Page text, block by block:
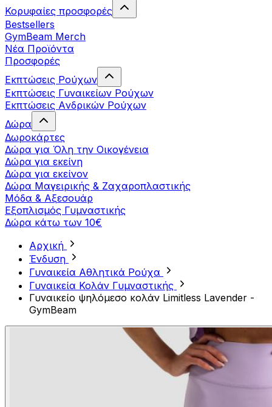
Κορυφαίες προσφορές
Bestsellers
GymBeam Merch
Νέα Προϊόντα
Προσφορές
Εκπτώσεις Ρούχων
Εκπτώσεις Γυναικείων Ρούχων
Εκπτώσεις Aνδρικών Ρούχων
Δώρα
Δωροκάρτες
Δώρα για Όλη την Οικογένεια
Δώρα για εκείνη
Δώρα για εκείνον
Δώρα Μαγειρικής & Ζαχαροπλαστικής
Μόδα & Αξεσουάρ
Εξοπλισμός Γυμναστικής
Δώρα κάτω των 10€
Αρχική
Ένδυση
Γυναικεία Αθλητικά Ρούχα
Γυναικεία Κολάν Γυμναστικής
Γυναικείο ψηλόμεσο κολάν Limitless Lavender -
GymBeam